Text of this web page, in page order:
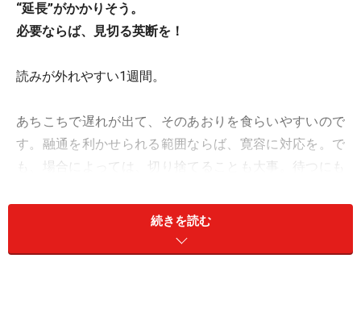
“延長”がかかりそう。
必要ならば、見切る英断を！
読みが外れやすい1週間。
あちこちで遅れが出て、そのあおりを食らいやすいので
す。融通を利かせられる範囲ならば、寛容に対応を。で
も、場合によっては、切り捨てることも大事。待つにも
めの決断がダメージを減らし、リカバリーも可能に。代
役、代案、繰り上げや延長など、何か手が見つかるは
ず。
続きを読む